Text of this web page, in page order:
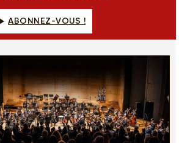
ABONNEZ-VOUS !